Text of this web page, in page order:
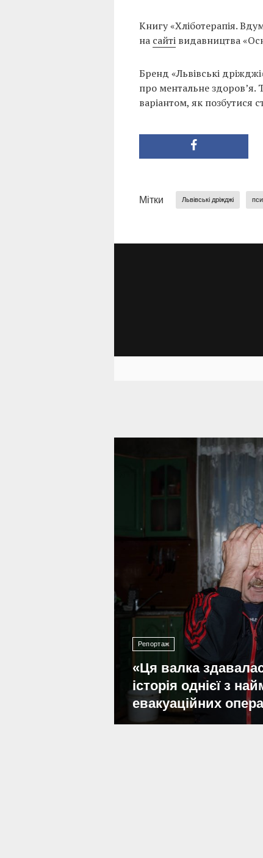
Книгу «Хліботерапія.
на сайтівидавництва
Бренд «Львівські
про ментальне здоров’я.
варіантом, як позбутися
Мітки Львівські дріжджі
Репортаж
«Ця валка
історія однієї з
евакуаційних